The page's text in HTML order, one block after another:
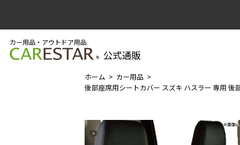
カー用品・アウトドア用品
公式通販
ホーム
カー用品
後部座席用シートカバー スズキ ハスラー 専用